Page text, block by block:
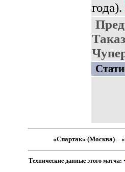
года).
«Спартак» (Москва) –
Технические данные этого матча: